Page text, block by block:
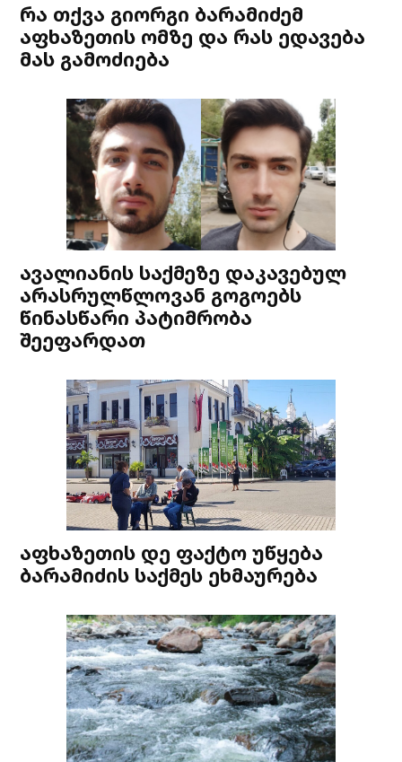
რა თქვა გიორგი ბარამიძემ
აფხაზეთის ომზე და რას ედავება
მას გამოძიება
ავალიანის საქმეზე დაკავებულ
არასრულწლოვან გოგოებს
წინასწარი პატიმრობა
შეეფარდათ
აფხაზეთის დე ფაქტო უწყება
ბარამიძის საქმეს ეხმაურება